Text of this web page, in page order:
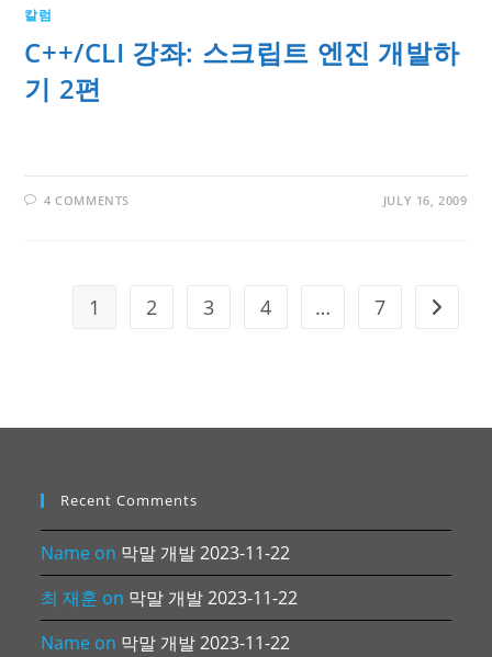
칼럼
C++/CLI 강좌: 스크립트 엔진 개발하
기 2편
4 COMMENTS JULY 16, 2009
1 2 3 4 … 7 Go to
Recent Comments
Name on 막말 개발 2023-11-22
최 재훈 on 막말 개발 2023-11-22
Name on 막말 개발 2023-11-22